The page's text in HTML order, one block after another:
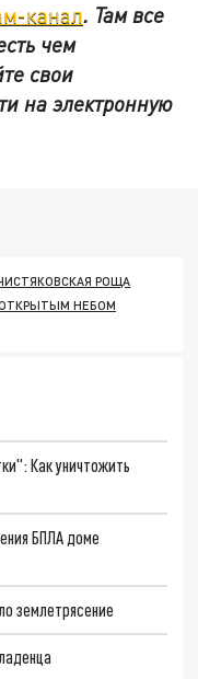
канал. Там все
чем
свои
на электронную
РОЩА
НЕБОМ
Как уничтожить
БПЛА доме
землетрясение